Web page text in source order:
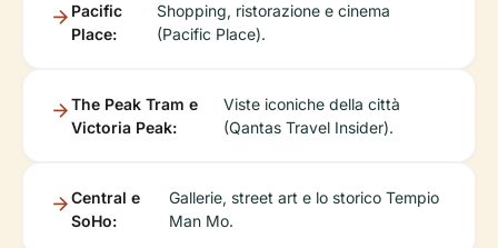
Pacific
Place:
Shopping, ristorazione e cinema
(Pacific Place).
The Peak Tram e
Victoria Peak:
Viste iconiche della città
(Qantas Travel Insider).
Central e
SoHo:
Gallerie, street art e lo storico Tempio
Man Mo.